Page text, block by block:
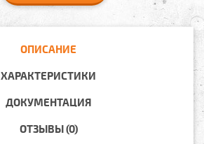
ОПИСАНИЕ
ХАРАКТЕРИСТИКИ
ДОКУМЕНТАЦИЯ
ОТЗЫВЫ (0)